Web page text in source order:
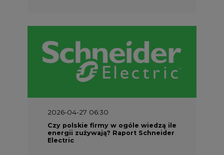
2026-04-27 06:30
Czy polskie firmy w ogóle wiedzą ile
energii zużywają? Raport Schneider
Electric